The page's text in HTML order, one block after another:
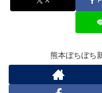
熊本ぼちぼち